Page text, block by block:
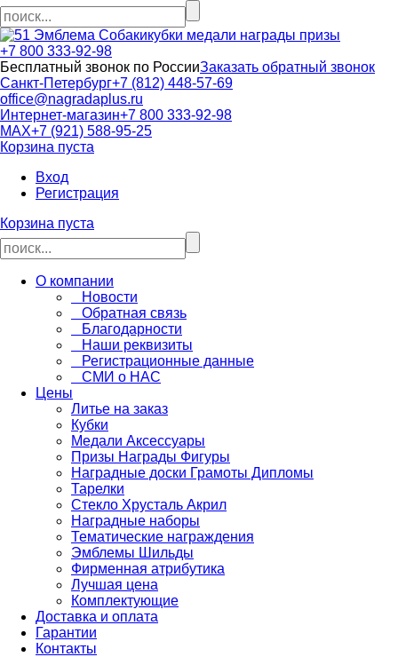
кубки медали награды призы
+7 800 333-92-98
Бесплатный звонок по РоссииЗаказать обратный звонок
Санкт-Петербург+7 (812) 448-57-69
office@nagradaplus.ru
Интернет-магазин+7 800 333-92-98
MAX+7 (921) 588-95-25
Корзина пуста
Вход
Регистрация
Корзина пуста
О компании
Новости
Обратная связь
Благодарности
Наши реквизиты
Регистрационные данные
СМИ о НАС
Цены
Литье на заказ
Кубки
Медали Аксессуары
Призы Награды Фигуры
Наградные доски Грамоты Дипломы
Тарелки
Стекло Хрусталь Акрил
Наградные наборы
Тематические награждения
Эмблемы Шильды
Фирменная атрибутика
Лучшая цена
Комплектующие
Доставка и оплата
Гарантии
Контакты